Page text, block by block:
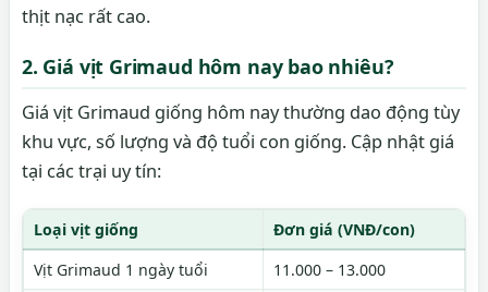
thịt nạc rất cao.
2. Giá vịt Grimaud hôm nay bao nhiêu?
Giá vịt Grimaud giống hôm nay thường dao động tùy
khu vực, số lượng và độ tuổi con giống. Cập nhật giá
tại các trại uy tín:
Loại vịt giống
Đơn giá (VNĐ/con)
Vịt Grimaud 1 ngày tuổi
11.000 – 13.000